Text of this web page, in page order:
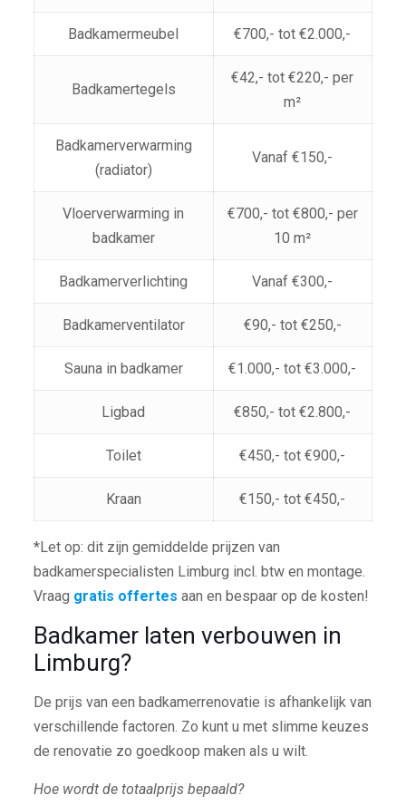
Badkamermeubel €700,- tot €2.000,-
Badkamertegels
€42,- tot €220,- per
m²
Badkamerverwarming
(radiator)
Vanaf €150,-
Vloerverwarming in
badkamer
€700,- tot €800,- per
10 m²
Badkamerverlichting Vanaf €300,-
Badkamerventilator €90,- tot €250,-
Sauna in badkamer €1.000,- tot €3.000,-
Ligbad €850,- tot €2.800,-
Toilet €450,- tot €900,-
Kraan €150,- tot €450,-
*Let op: dit zijn gemiddelde prijzen van
badkamerspecialisten Limburg incl. btw en montage.
Vraag gratis offertes aan en bespaar op de kosten!
Badkamer laten verbouwen in
Limburg?
De prijs van een badkamerrenovatie is afhankelijk van
verschillende factoren. Zo kunt u met slimme keuzes
de renovatie zo goedkoop maken als u wilt.
Hoe wordt de totaalprijs bepaald?